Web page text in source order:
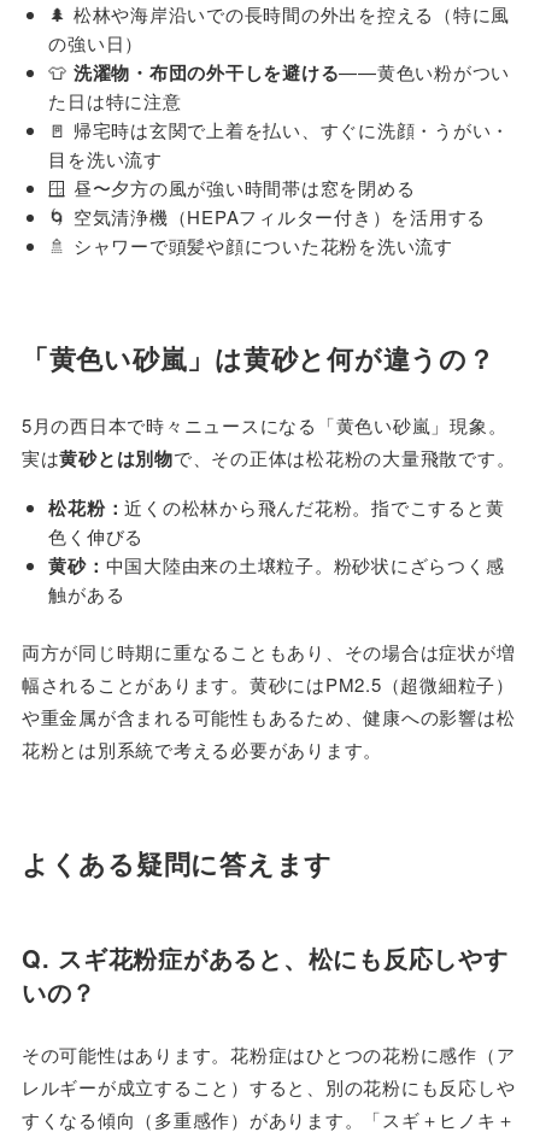
🌲 松林や海岸沿いでの長時間の外出を控える（特に風
の強い日）
👕 洗濯物・布団の外干しを避ける——黄色い粉がつい
た日は特に注意
🚪 帰宅時は玄関で上着を払い、すぐに洗顔・うがい・
目を洗い流す
🪟 昼〜夕方の風が強い時間帯は窓を閉める
🌀 空気清浄機（HEPAフィルター付き）を活用する
🚿 シャワーで頭髪や顔についた花粉を洗い流す
「黄色い砂嵐」は黄砂と何が違うの？
5月の西日本で時々ニュースになる「黄色い砂嵐」現象。
実は黄砂とは別物で、その正体は松花粉の大量飛散です。
松花粉：近くの松林から飛んだ花粉。指でこすると黄
色く伸びる
黄砂： 中国大陸由来の土壌粒子。粉砂状にざらつく感
触がある
両方が同じ時期に重なることもあり、その場合は症状が増
幅されることがあります。黄砂にはPM2.5（超微細粒子）
や重金属が含まれる可能性もあるため、健康への影響は松
花粉とは別系統で考える必要があります。
よくある疑問に答えます
Q. スギ花粉症があると、松にも反応しやす
いの？
その可能性はあります。花粉症はひとつの花粉に感作（ア
レルギーが成立すること）すると、別の花粉にも反応しや
すくなる傾向（多重感作）があります。「スギ＋ヒノキ＋